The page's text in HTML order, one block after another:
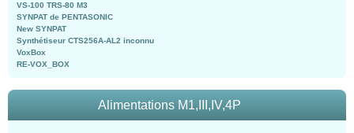
VS-100 TRS-80 M3
SYNPAT de PENTASONIC
New SYNPAT
Synthétiseur CTS256A-AL2 inconnu
VoxBox
RE-VOX_BOX
Alimentations M1,III,IV,4P